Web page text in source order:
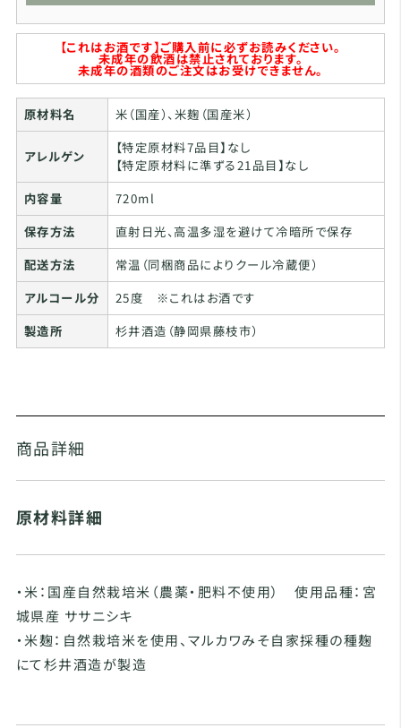
【これはお酒です】ご購入前に必ずお読みください。
未成年の飲酒は禁止されております。
未成年の酒類のご注文はお受けできません。
原材料名 米（国産）、米麹（国産米）
アレルゲン
【特定原材料7品目】なし
【特定原材料に準ずる21品目】なし
内容量
720ml
保存方法
直射日光、高温多湿を避けて冷暗所で保存
配送方法
常温（同梱商品によりクール冷蔵便）
アルコール分
25度 ※これはお酒です
製造所
杉井酒造（静岡県藤枝市）
商品詳細
原材料詳細
・米：国産自然栽培米（農薬・肥料不使用） 使用品種：宮
城県産 ササニシキ
・米麹：自然栽培米を使用、マルカワみそ自家採種の種麹
にて杉井酒造が製造